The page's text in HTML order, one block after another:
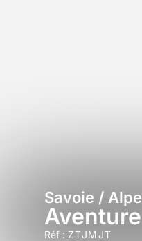
Savoie /
Réf : ZTJMJT